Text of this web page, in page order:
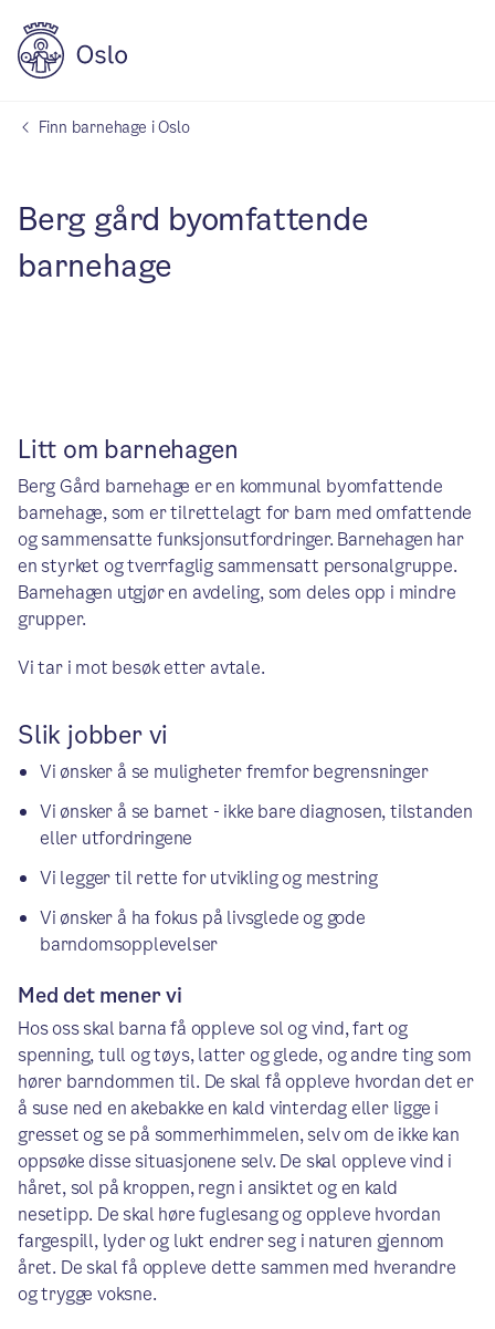
Finn barnehage i Oslo
Berg gård byomfattende
barnehage
Litt om barnehagen
Berg Gård barnehage er en kommunal byomfattende
barnehage, som er tilrettelagt for barn med omfattende
og sammensatte funksjonsutfordringer. Barnehagen har
en styrket og tverrfaglig sammensatt personalgruppe.
Barnehagen utgjør en avdeling, som deles opp i mindre
grupper.
Vi tar i mot besøk etter avtale.
Slik jobber vi
Vi ønsker å se muligheter fremfor begrensninger
Vi ønsker å se barnet - ikke bare diagnosen, tilstanden
eller utfordringene
Vi legger til rette for utvikling og mestring
Vi ønsker å ha fokus på livsglede og gode
barndomsopplevelser
Med det mener vi
Hos oss skal barna få oppleve sol og vind, fart og
spenning, tull og tøys, latter og glede, og andre ting som
hører barndommen til. De skal få oppleve hvordan det er
å suse ned en akebakke en kald vinterdag eller ligge i
gresset og se på sommerhimmelen, selv om de ikke kan
oppsøke disse situasjonene selv. De skal oppleve vind i
håret, sol på kroppen, regn i ansiktet og en kald
nesetipp. De skal høre fuglesang og oppleve hvordan
fargespill, lyder og lukt endrer seg i naturen gjennom
året. De skal få oppleve dette sammen med hverandre
og trygge voksne.